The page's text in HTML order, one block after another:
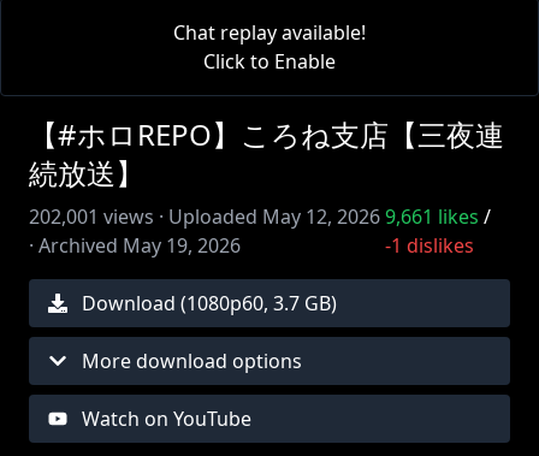
Chat replay available!
Click to Enable
【#ホロREPO】ころね支店【三夜連
続放送】
202,001 views · Uploaded May 12, 2026
· Archived May 19, 2026
9,661 likes /
-1 dislikes
Download (1080p60, 3.7 GB)
More download options
Watch on YouTube